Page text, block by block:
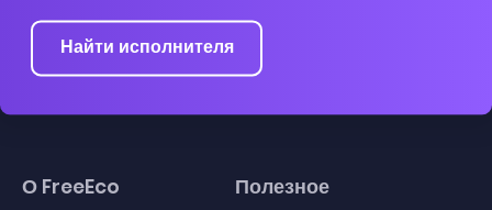
Найти исполнителя
О FreeEco Полезное